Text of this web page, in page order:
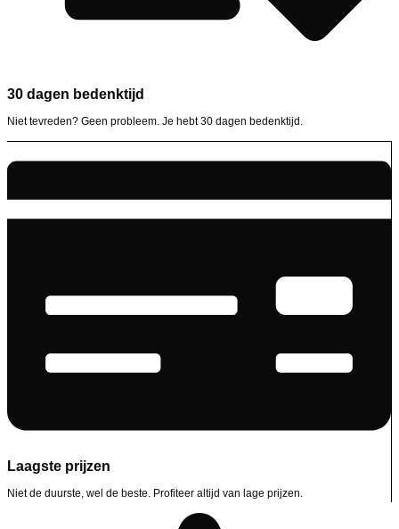
30 dagen bedenktijd
Niet tevreden? Geen probleem. Je hebt 30 dagen bedenktijd.
Laagste prijzen
Niet de duurste, wel de beste. Profiteer altijd van lage prijzen.